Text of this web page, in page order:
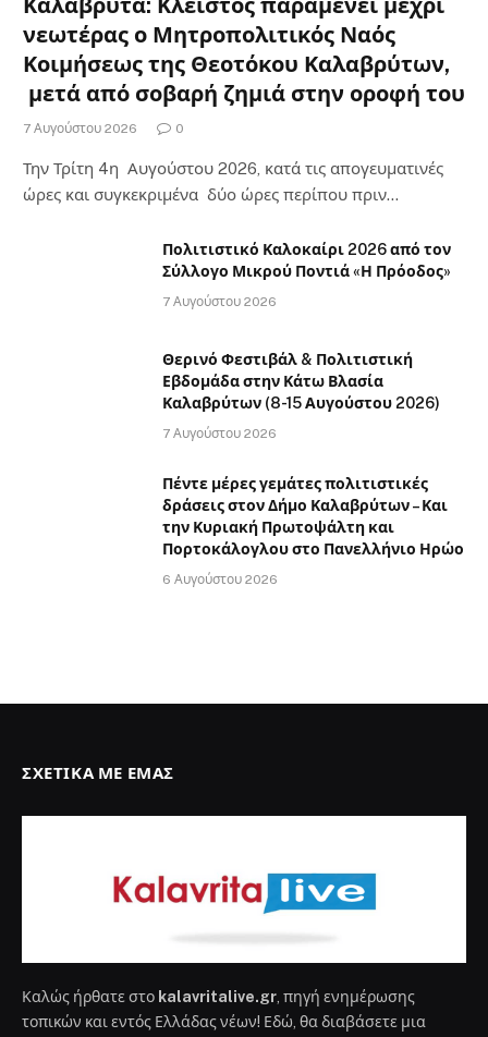
νεωτέρας ο Μητροπολιτικός Ναός
Κοιμήσεως της Θεοτόκου Καλαβρύτων,
μετά από σοβαρή ζημιά στην οροφή του
7 Αυγούστου 2026 0
Την Τρίτη 4η Αυγούστου 2026, κατά τις απογευματινές
ώρες και συγκεκριμένα δύο ώρες περίπου πριν…
Πολιτιστικό Καλοκαίρι 2026 από τον
Σύλλογο Μικρού Ποντιά «Η Πρόοδος»
7 Αυγούστου 2026
Θερινό Φεστιβάλ & Πολιτιστική
Εβδομάδα στην Κάτω Βλασία
Καλαβρύτων (8-15 Αυγούστου 2026)
7 Αυγούστου 2026
Πέντε μέρες γεμάτες πολιτιστικές
δράσεις στον Δήμο Καλαβρύτων – Και
την Κυριακή Πρωτοψάλτη και
Πορτοκάλογλου στο Πανελλήνιο Ηρώο
6 Αυγούστου 2026
ΣΧΕΤΙΚΆ ΜΕ ΕΜΆΣ
Καλώς ήρθατε στο kalavritalive.gr, πηγή ενημέρωσης
τοπικών και εντός Ελλάδας νέων! Εδώ, θα διαβάσετε μια